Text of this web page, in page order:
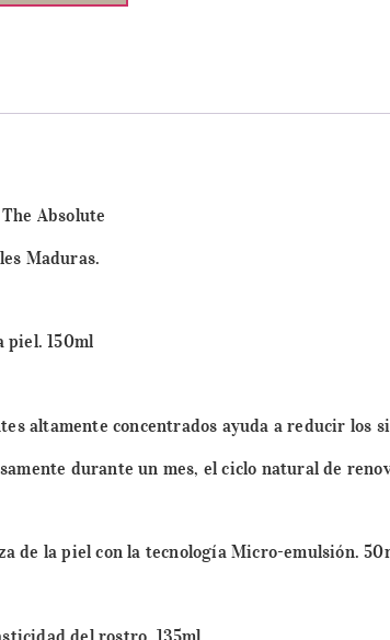
Absolute
Maduras.
piel. 150ml
altamente concentrados ayuda a reducir los
durante un mes, el ciclo natural de
de la piel con la tecnología Micro-emulsión.